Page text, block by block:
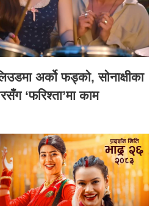
अर्को फड्को, सोनाक्षीका
‘फरिश्ता’मा काम